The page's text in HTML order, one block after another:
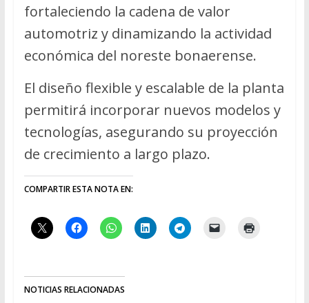
fortaleciendo la cadena de valor
automotriz y dinamizando la actividad
económica del noreste bonaerense.
El diseño flexible y escalable de la planta
permitirá incorporar nuevos modelos y
tecnologías, asegurando su proyección
de crecimiento a largo plazo.
COMPARTIR ESTA NOTA EN:
NOTICIAS RELACIONADAS